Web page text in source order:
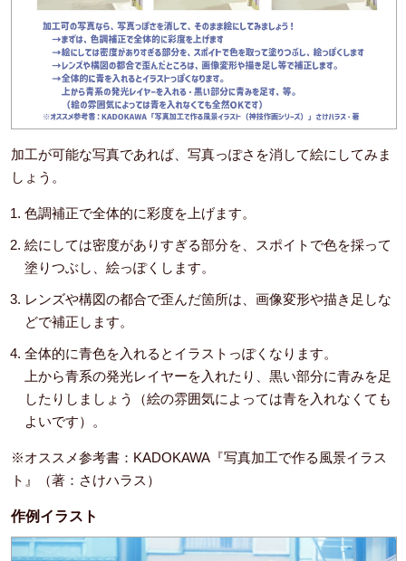
加工が可能な写真であれば、写真っぽさを消して絵にしてみま
しょう。
色調補正で全体的に彩度を上げます。
絵にしては密度がありすぎる部分を、スポイトで色を採って
塗りつぶし、絵っぽくします。
レンズや構図の都合で歪んだ箇所は、画像変形や描き足しな
どで補正します。
全体的に青色を入れるとイラストっぽくなります。
上から青系の発光レイヤーを入れたり、黒い部分に青みを足
したりしましょう（絵の雰囲気によっては青を入れなくても
よいです）。
※オススメ参考書：KADOKAWA『写真加工で作る風景イラス
ト』（著：さけハラス）
作例イラスト